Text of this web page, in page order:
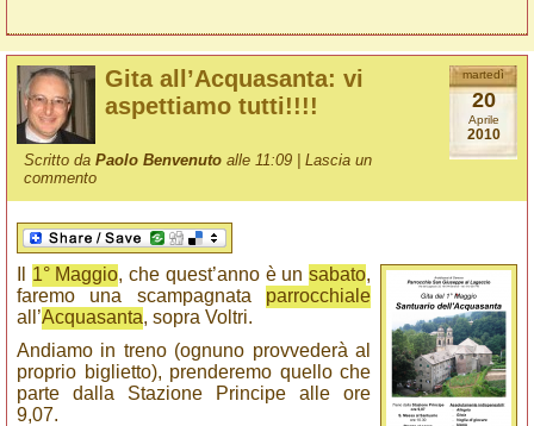
martedì
20
Aprile
2010
Gita all’Acquasanta: vi
aspettiamo tutti!!!!
Scritto daPaolo Benvenuto alle 11:09 |Lascia un
commento
1° Maggio, che quest’anno è unsabato,
faremo una scampagnata parrocchiale
all’Acquasanta, sopra Voltri.
Andiamo in treno (ognuno provvederà al
proprio biglietto), prenderemo quello che
parte dalla Stazione Principe alle ore
9,07.